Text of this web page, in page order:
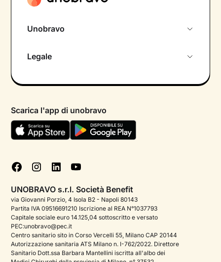
Unobravo
Psicologo in chat
Psicologi per aree di intervento
Aiuto urgente
FAQ
Podcast di psicologia
Corporate
Psicologo italiano all'estero
Approfondimenti sulla salute mentale
Legale
Termini e condizioni
Informativa Privacy
Cookie policy
Gestisci cookie
Scarica l'app di unobravo
UNOBRAVO s.r.l. Società Benefit
via Giovanni Porzio, 4 Isola B2 - Napoli 80143
Partita IVA 09516691210 Iscrizione al REA N°1037793
Capitale sociale euro 14.125,04 sottoscritto e versato
PEC:unobravo@pec.it
Centro sanitario sito in Corso Vercelli 55, Milano CAP 20144
Autorizzazione sanitaria ATS Milano n. I-762/2022. Direttore
Sanitario Dott.ssa Barbara Mantellini iscritta all'albo dei